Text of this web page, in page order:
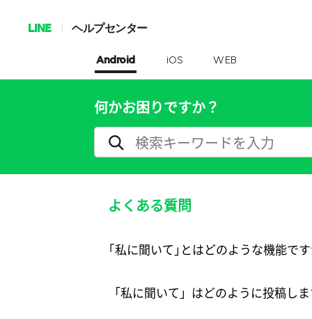
LINE ヘルプセンター
Android iOS WEB
何かお困りですか？
よくある質問
｢私に聞いて｣とはどのような機能で
「私に聞いて」はどのように投稿し